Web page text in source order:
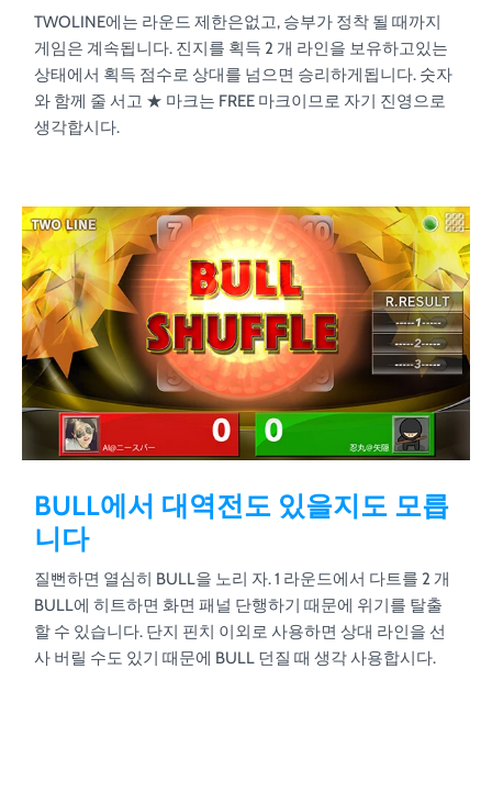
TWOLINE에는 라운드 제한은없고, 승부가 정착 될 때까지
게임은 계속됩니다. 진지를 획득 2 개 라인을 보유하고있는
상태에서 획득 점수로 상대를 넘으면 승리하게됩니다. 숫자
와 함께 줄 서고 ★ 마크는 FREE 마크이므로 자기 진영으로
생각합시다.
BULL에서 대역전도 있을지도 모릅
니다
질뻔하면 열심히 BULL을 노리 자. 1 라운드에서 다트를 2 개
BULL에 히트하면 화면 패널 단행하기 때문에 위기를 탈출
할 수 있습니다. 단지 핀치 이외로 사용하면 상대 라인을 선
사 버릴 수도 있기 때문에 BULL 던질 때 생각 사용합시다.